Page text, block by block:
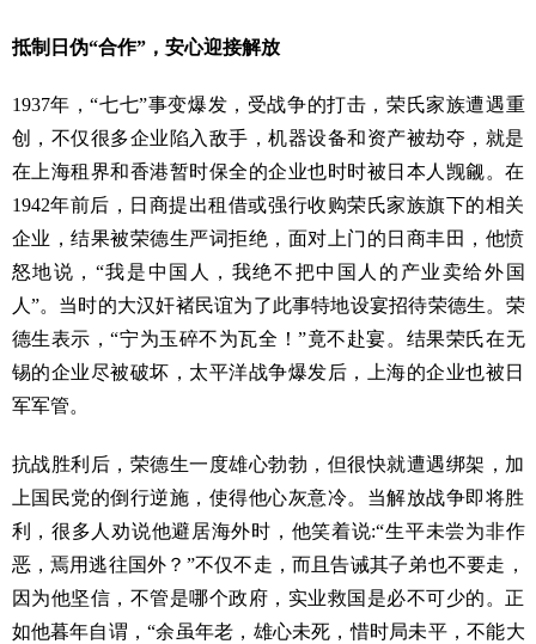
抵制日伪“合作”，安心迎接解放
1937年，“七七”事变爆发，受战争的打击，荣氏家族遭遇重
创，不仅很多企业陷入敌手，机器设备和资产被劫夺，就是
在上海租界和香港暂时保全的企业也时时被日本人觊觎。在
1942年前后，日商提出租借或强行收购荣氏家族旗下的相关
企业，结果被荣德生严词拒绝，面对上门的日商丰田，他愤
怒地说，“我是中国人，我绝不把中国人的产业卖给外国
人”。当时的大汉奸褚民谊为了此事特地设宴招待荣德生。荣
德生表示，“宁为玉碎不为瓦全！”竟不赴宴。结果荣氏在无
锡的企业尽被破坏，太平洋战争爆发后，上海的企业也被日
军军管。
抗战胜利后，荣德生一度雄心勃勃，但很快就遭遇绑架，加
上国民党的倒行逆施，使得他心灰意冷。当解放战争即将胜
利，很多人劝说他避居海外时，他笑着说:“生平未尝为非作
恶，焉用逃往国外？”不仅不走，而且告诫其子弟也不要走，
因为他坚信，不管是哪个政府，实业救国是必不可少的。正
如他暮年自谓，“余虽年老，雄心未死，惜时局未平，不能大